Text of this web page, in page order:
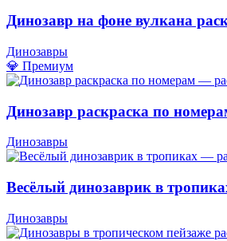
Динозавр на фоне вулкана
Динозавры
💎 Премиум
Динозавр раскраска по
Динозавры
Весёлый динозаврик в
Динозавры